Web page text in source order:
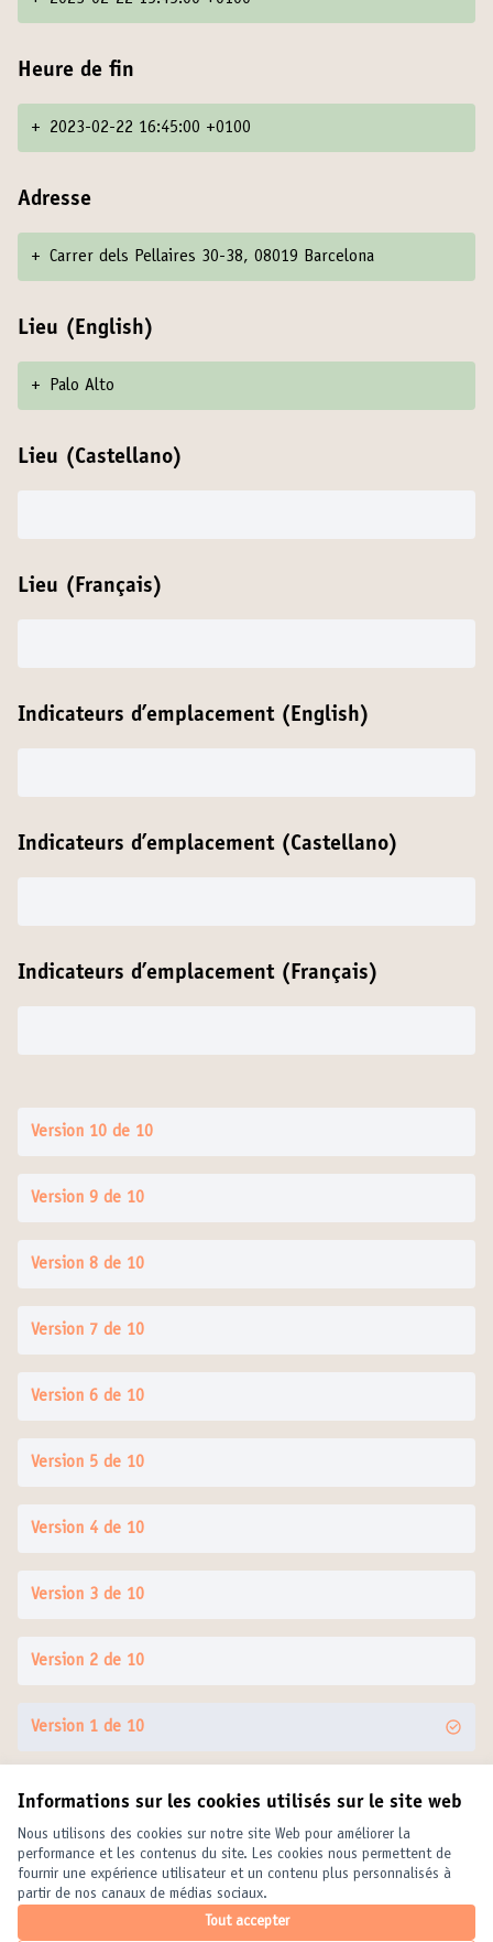
Informations sur les cookies utilisés sur le site web
Nous utilisons des cookies sur notre site Web pour améliorer la
performance et les contenus du site. Les cookies nous permettent de
fournir une expérience utilisateur et un contenu plus personnalisés à
partir de nos canaux de médias sociaux.
Tout accepter
Heure de fin
+ 2023-02-22 16:45:00 +0100
Adresse
+ Carrer dels Pellaires 30-38, 08019 Barcelona
Lieu (English)
+ Palo Alto
Lieu (Castellano)
Lieu (Français)
Indicateurs d’emplacement (English)
Indicateurs d’emplacement (Castellano)
Indicateurs d’emplacement (Français)
Version 10 de 10
Version 9 de 10
Version 8 de 10
Version 7 de 10
Version 6 de 10
Version 5 de 10
Version 4 de 10
Version 3 de 10
Version 2 de 10
Version 1 de 10
Conditions d'utilisation
Paramètres des cookies
United Cities and Local Governments sur X
(Lien externe)
United Cities and Local Governments sur Facebook
(Lien externe)
United Cities and Local Governments sur YouTube
(Lien externe)
Français
Elegir el idiomaChoose languageChoisir la langue